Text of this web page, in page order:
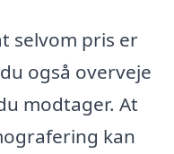
selvom pris er
også overveje
modtager. At
kan